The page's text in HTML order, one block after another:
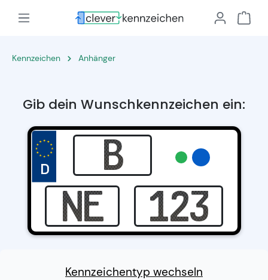
Kennzeichen Anhänger
Gib dein Wunschkennzeichen ein:
Kennzeichentyp wechseln